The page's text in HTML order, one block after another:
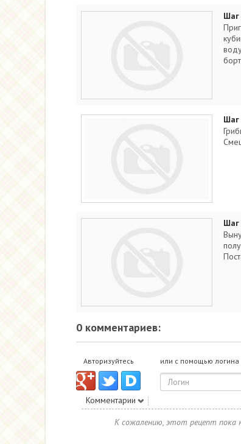
Шаг
Шаг
Шаг
0 комментариев:
Авторизуйтесь или с помощью логина
Комментарии
К сожалению, этот рецепт